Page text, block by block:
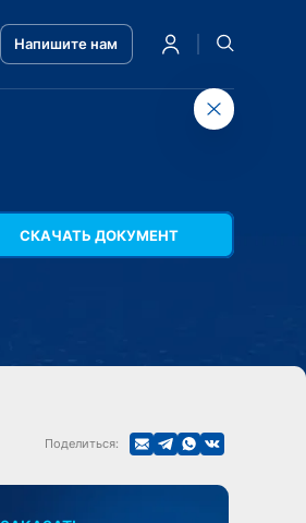
Напишите нам
СКАЧАТЬ ДОКУМЕНТ
Поделиться: